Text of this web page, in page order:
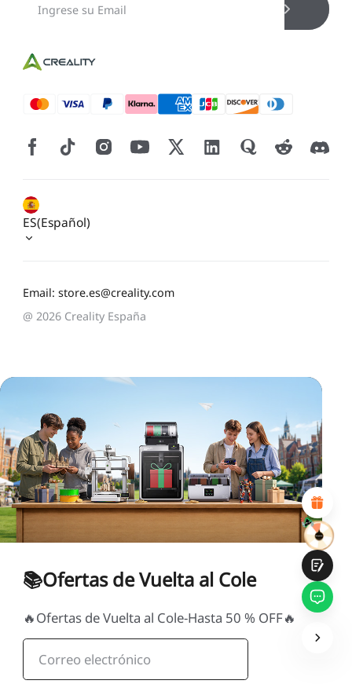
7
RAZONES DE SU SATISFACCIÓN
Diseño visual atractivo
Recomendaciones de productos adecuadas
Navegación y categorías claras
Contenido abundante
Carga rápida de la página
Email: store.es@creality.com
ES(Español)
@ 2026 Creality España
📚Ofertas de Vuelta al Cole
🔥Ofertas de Vuelta al Cole-Hasta 50 % OFF🔥